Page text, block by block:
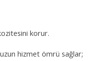
korur.
hizmet ömrü sağlar;